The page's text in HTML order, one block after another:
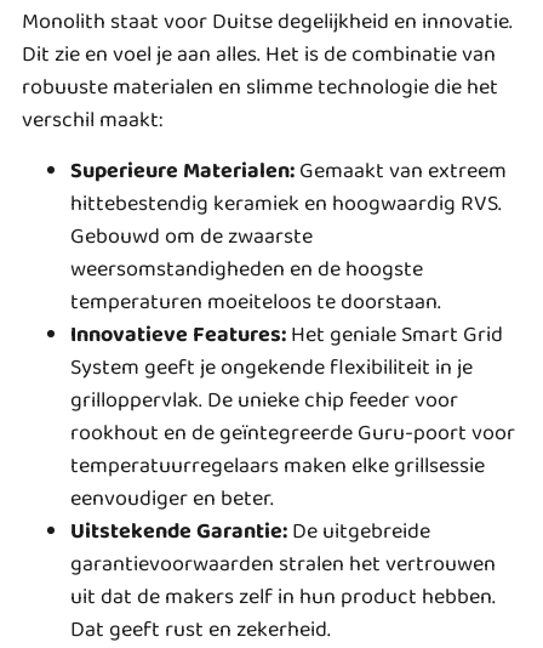
Monolith staat voor Duitse degelijkheid en innovatie.
Dit zie en voel je aan alles. Het is de combinatie van
robuuste materialen en slimme technologie die het
verschil maakt:
Superieure Materialen:Gemaakt van extreem
hittebestendig keramiek en hoogwaardig RVS.
Gebouwd om de zwaarste
weersomstandigheden en de hoogste
temperaturen moeiteloos te doorstaan.
Innovatieve Features:Het geniale Smart Grid
System geeft je ongekende flexibiliteit in je
grilloppervlak. De unieke chip feeder voor
rookhout en de geïntegreerde Guru-poort voor
temperatuurregelaars maken elke grillsessie
eenvoudiger en beter.
Uitstekende Garantie:De uitgebreide
garantievoorwaarden stralen het vertrouwen
uit dat de makers zelf in hun product hebben.
Dat geeft rust en zekerheid.